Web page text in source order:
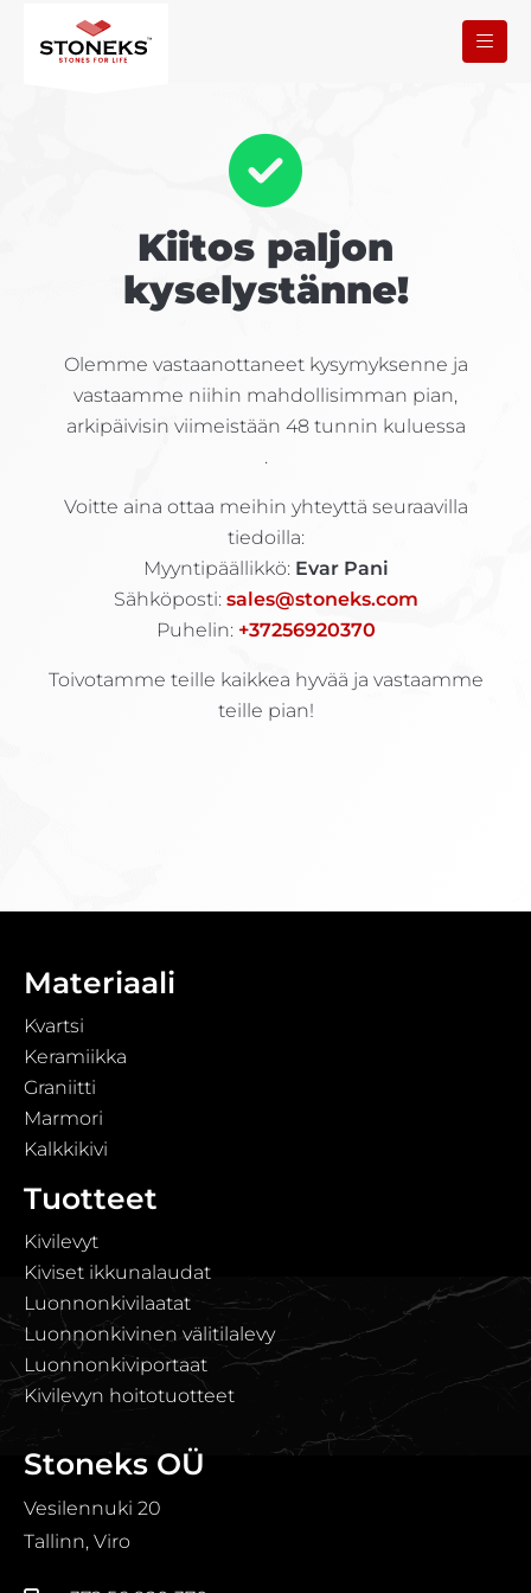
Kiitos paljon
kyselystänne!
Olemme vastaanottaneet kysymyksenne ja
vastaamme niihin mahdollisimman pian,
arkipäivisin viimeistään 48 tunnin kuluessa
.
Voitte aina ottaa meihin yhteyttä seuraavilla
tiedoilla:
Myyntipäällikkö: Evar Pani
Sähköposti: sales@stoneks.com
Puhelin: +37256920370
Toivotamme teille kaikkea hyvää ja vastaamme
teille pian!
Materiaali
Kvartsi
Keramiikka
Graniitti
Marmori
Kalkkikivi
Tuotteet
Kivilevyt
Kiviset ikkunalaudat
Luonnonkivilaatat
Luonnonkivinen välitilalevy
Luonnonkiviportaat
Kivilevyn hoitotuotteet
Stoneks OÜ
Vesilennuki 20
Tallinn, Viro